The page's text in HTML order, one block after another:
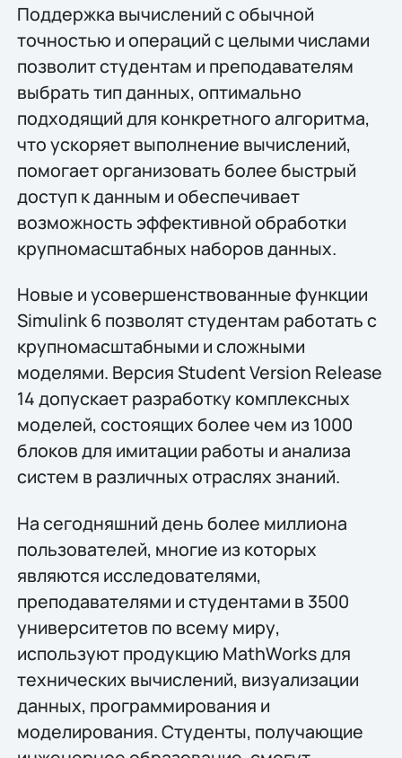
Поддержка вычислений с обычной
точностью и операций с целыми числами
позволит студентам и преподавателям
выбрать тип данных, оптимально
подходящий для конкретного алгоритма,
что ускоряет выполнение вычислений,
помогает организовать более быстрый
доступ к данным и обеспечивает
возможность эффективной обработки
крупномасштабных наборов данных.
Новые и усовершенствованные функции
Simulink 6 позволят студентам работать с
крупномасштабными и сложными
моделями. Версия Student Version Release
14 допускает разработку комплексных
моделей, состоящих более чем из 1000
блоков для имитации работы и анализа
систем в различных отраслях знаний.
На сегодняшний день более миллиона
пользователей, многие из которых
являются исследователями,
преподавателями и студентами в 3500
университетов по всему миру,
используют продукцию MathWorks для
технических вычислений, визуализации
данных, программирования и
моделирования. Студенты, получающие